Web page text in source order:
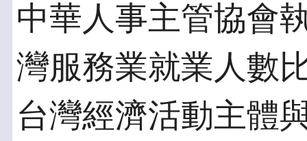
中華人事主管協會
灣服務業就業人數
台灣經濟活動主體